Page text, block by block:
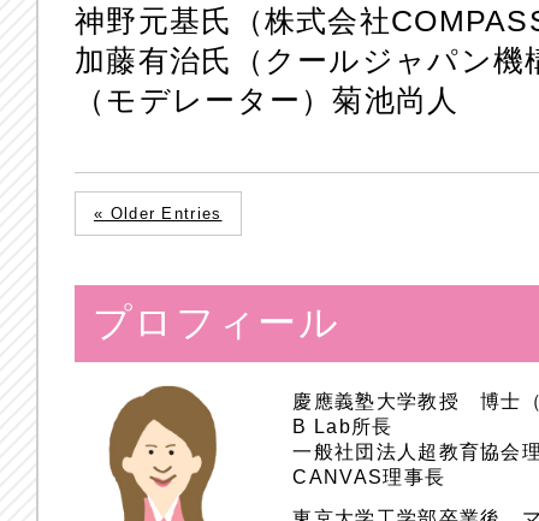
神野元基氏（株式会社
加藤有治氏（クールジャパン機
（モデレーター）菊池尚人
« Older Entries
プロフィール
慶應義塾大学教授 博士
B Lab所長
一般社団法人超教育協会
CANVAS理事長